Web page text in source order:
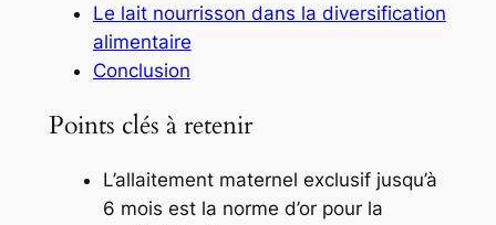
Le lait nourrisson dans la diversification
alimentaire
Conclusion
Points clés à retenir
L’allaitement maternel exclusif jusqu’à
6 mois est la norme d’or pour la